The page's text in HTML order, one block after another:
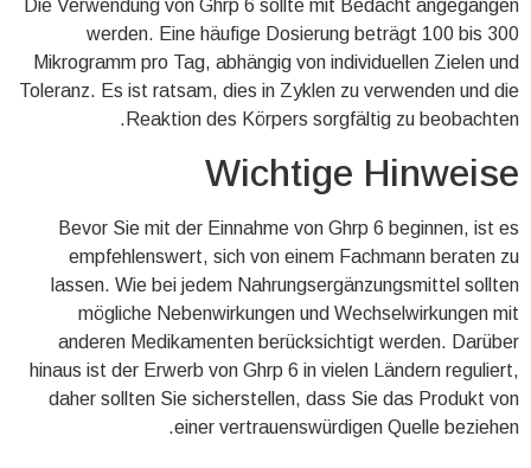
Die Verwendung von Ghrp 6 sollte mit Bedacht angegangen
werden. Eine häufige Dosierung beträgt 100 bis 300
Mikrogramm pro Tag, abhängig von individuellen Zielen und
Toleranz. Es ist ratsam, dies in Zyklen zu verwenden und die
Reaktion des Körpers sorgfältig zu beobachten.
Wichtige Hinweise
Bevor Sie mit der Einnahme von Ghrp 6 beginnen, ist es
empfehlenswert, sich von einem Fachmann beraten zu
lassen. Wie bei jedem Nahrungsergänzungsmittel sollten
mögliche Nebenwirkungen und Wechselwirkungen mit
anderen Medikamenten berücksichtigt werden. Darüber
hinaus ist der Erwerb von Ghrp 6 in vielen Ländern reguliert,
daher sollten Sie sicherstellen, dass Sie das Produkt von
einer vertrauenswürdigen Quelle beziehen.